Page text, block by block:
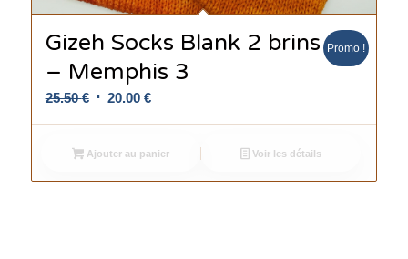
Gizeh Socks Blank 2 brins
– Memphis 3
25.50€ Le
était :
25.50 €.
20.00 €Le
est :
20.00 €.
Promo !
Ajouter au panier Voir les détails